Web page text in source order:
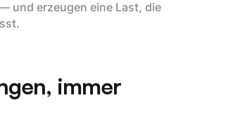
und erzeugen eine Last, die
immer